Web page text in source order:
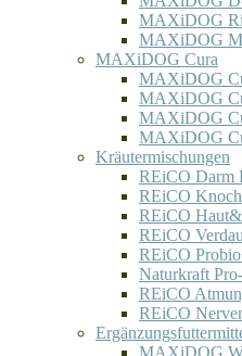
MAXiDOG
MAXiDOG
MAXiDOG Cura
MAXiDOG
MAXiDOG
MAXiDOG
MAXiDOG
Kräutermischungen
REiCO Darm
REiCO
REiCO
REiCO
REiCO
Naturkraft
REiCO
REiCO
MAXiDOG